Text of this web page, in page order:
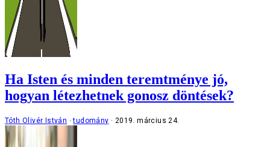
Ha Isten és minden teremtménye jó,
hogyan létezhetnek gonosz döntések?
Tóth Olivér István tudomány 2019. március 24.